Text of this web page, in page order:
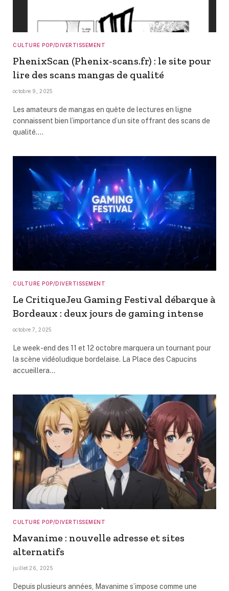
CULTURE POP/DIVERTISSEMENT
PhenixScan (Phenix-scans.fr) : le site pour
lire des scans mangas de qualité
octobre 9, 2025
Les amateurs de mangas en quête de lectures en ligne
connaissent bien l’importance d’un site offrant des scans de
qualité.…
CULTURE POP/DIVERTISSEMENT
Le CritiqueJeu Gaming Festival débarque à
Bordeaux : deux jours de gaming intense
octobre 7, 2025
Le week-end des 11 et 12 octobre marquera un tournant pour
la scène vidéoludique bordelaise. La Place des Capucins
accueillera…
CULTURE POP/DIVERTISSEMENT
Mavanime : nouvelle adresse et sites
alternatifs
juillet 26, 2025
Depuis plusieurs années, Mavanime s’impose comme une